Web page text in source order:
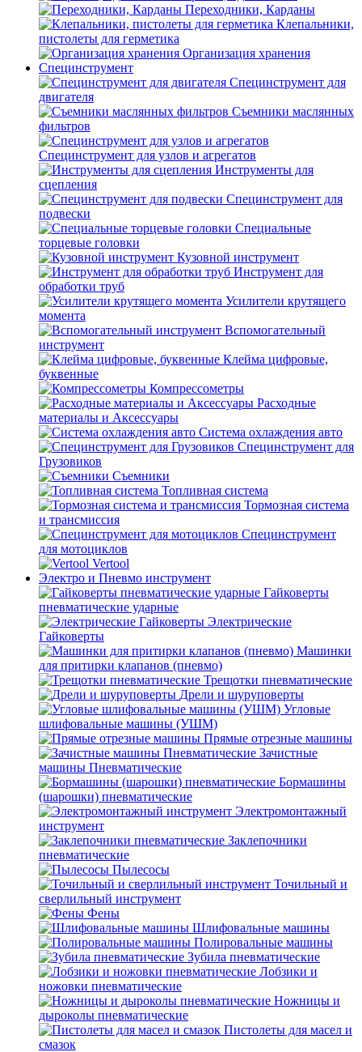
Переходники, Карданы
Клепальники,
пистолеты для герметика
Организация хранения
Специнструмент
Специнструмент для
двигателя
Съемники маслянных
фильтров
Специнструмент для узлов и агрегатов
Инструменты для
сцепления
Специнструмент для
подвески
Специальные
торцевые головки
Кузовной инструмент
Инструмент для
обработки труб
Усилители крутящего
момента
Вспомогательный
инструмент
Клейма цифровые,
буквенные
Компрессометры
Расходные
материалы и Аксессуары
Система охлаждения авто
Специнструмент для
Грузовиков
Съемники
Топливная система
Тормозная система
и трансмиссия
Специнструмент
для мотоциклов
Vertool
Электро и Пневмо инструмент
Гайковерты
пневматические ударные
Электрические
Гайковерты
Машинки
для притирки клапанов (пневмо)
Трещотки пневматические
Дрели и шуруповерты
Угловые
шлифовальные машины (УШМ)
Прямые отрезные машины
Зачистные
машины Пневматические
Бормашины
(шарошки) пневматические
Электромонтажный
инструмент
Заклепочники
пневматические
Пылесосы
Точильный и
сверлильный инструмент
Фены
Шлифовальные машины
Полировальные машины
Зубила пневматические
Лобзики и
ножовки пневматические
Ножницы и
дыроколы пневматические
Пистолеты для масел и
смазок